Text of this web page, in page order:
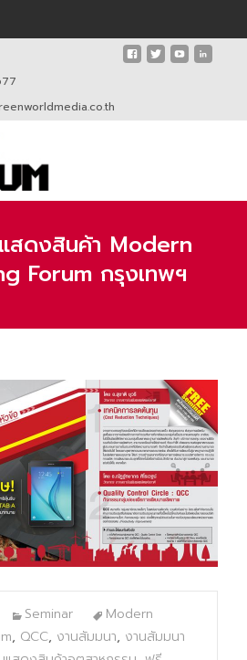
สดงสินค้า Modern
Forum กรุงเทพฯ
Seminar
Modern
, QCC, งานสัมมนา, งานสัมมนา